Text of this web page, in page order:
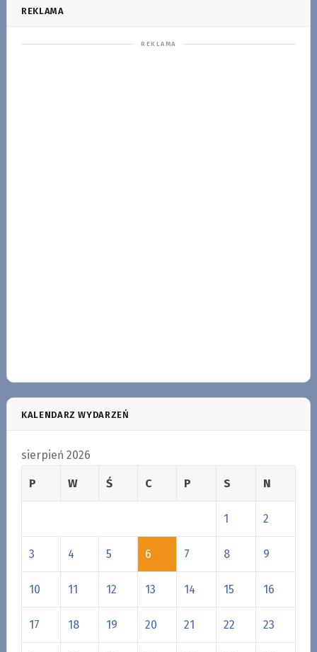
REKLAMA
KALENDARZ WYDARZEŃ
sierpień 2026
P W Ś C P S N
1 2
3 4 5 6 7 8 9
10 11 12 13 14 15 16
17 18 19 20 21 22 23